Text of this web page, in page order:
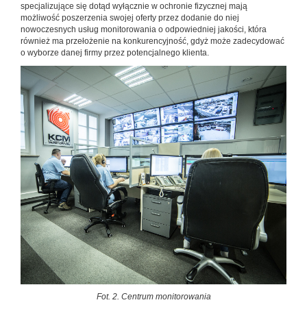
specjalizujące się dotąd wyłącznie w ochronie fizycznej mają
możliwość poszerzenia swojej oferty przez dodanie do niej
nowoczesnych usług monitorowania o odpowiedniej jakości, która
również ma przełożenie na konkurencyjność, gdyż może zadecydować
o wyborze danej firmy przez potencjalnego klienta.
Fot. 2. Centrum monitorowania